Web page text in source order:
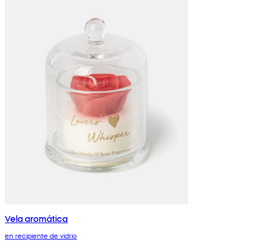
Vela aromática
en recipiente de vidrio